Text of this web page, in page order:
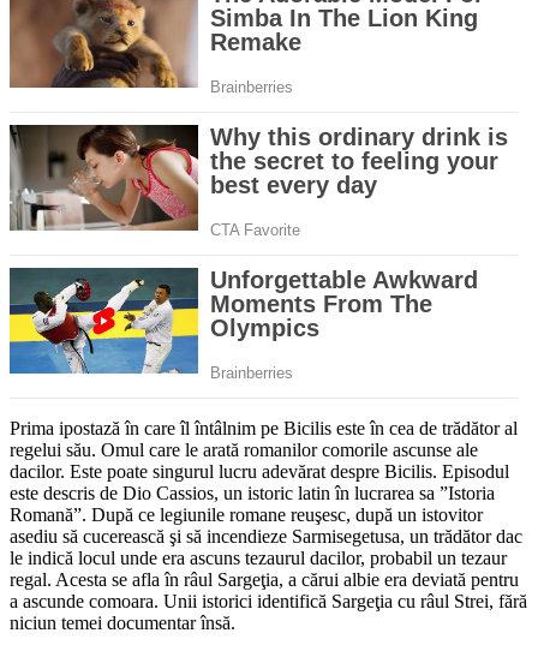
Prima ipostază în care îl întâlnim pe Bicilis este în cea de trădător al
regelui său. Omul care le arată romanilor comorile ascunse ale
dacilor. Este poate singurul lucru adevărat despre Bicilis. Episodul
este descris de Dio Cassios, un istoric latin în lucrarea sa ”Istoria
Romană”. După ce legiunile romane reuşesc, după un istovitor
asediu să cucerească şi să incendieze Sarmisegetusa, un trădător dac
le indică locul unde era ascuns tezaurul dacilor, probabil un tezaur
regal. Acesta se afla în râul Sargeţia, a cărui albie era deviată pentru
a ascunde comoara. Unii istorici identifică Sargeţia cu râul Strei, fără
niciun temei documentar însă.